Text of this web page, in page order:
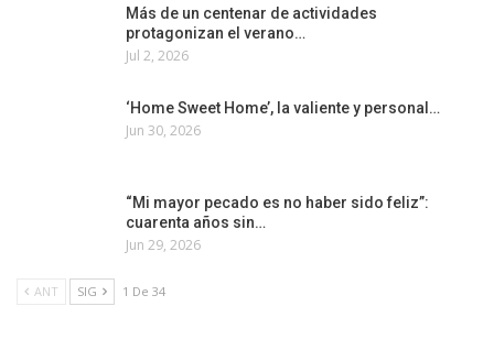
Más de un centenar de actividades
protagonizan el verano…
Jul 2, 2026
‘Home Sweet Home’, la valiente y personal…
Jun 30, 2026
“Mi mayor pecado es no haber sido feliz”:
cuarenta años sin…
Jun 29, 2026
ANT SIG 1 De 34